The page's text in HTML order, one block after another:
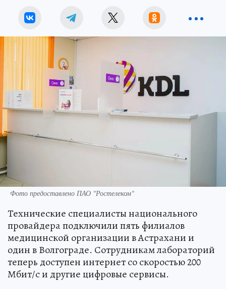
Фото предоставлено ПАО "Ростелеком"
Технические специалисты национального
провайдера подключили пять филиалов
медицинской организации в Астрахани и
один в Волгограде. Сотрудникам лабораторий
теперь доступен интернет со скоростью 200
Мбит/с и другие цифровые сервисы.